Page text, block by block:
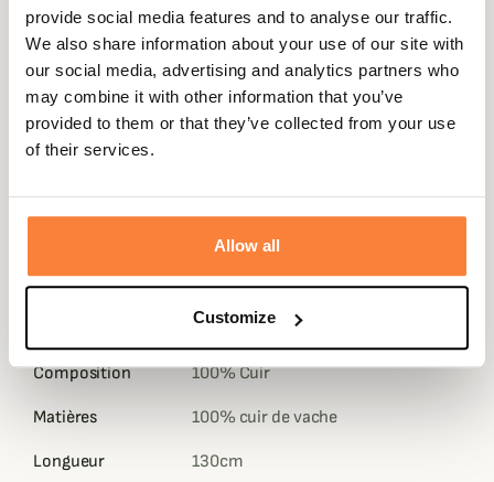
provide social media features and to analyse our traffic.
We also share information about your use of our site with
our social media, advertising and analytics partners who
may combine it with other information that you’ve
provided to them or that they’ve collected from your use
of their services.
Allow all
Customize
fusil avec vous en toute sécurité et avec une élégance
hors pair.
Doté d'un grand zip sur la longueur, ce fourreau Antone
de chez Club Interchasse dispose d'un design cossu.
Composé à 100% sur sa partie extérieure en cuir de
2 sangles pour le porter en bandoulière ou bien à la main.
Longueur : 130cm
Fiche technique
Composition 100% Cuir
Matières 100% cuir de vache
Longueur 130cm